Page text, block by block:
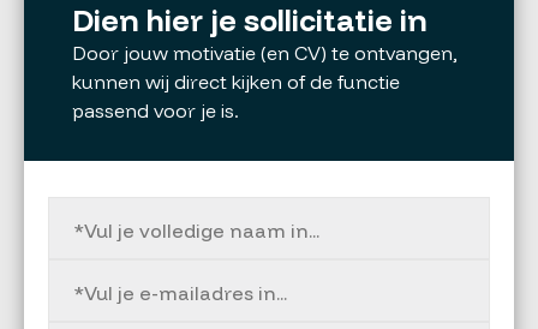
Dien hier je sollicitatie in
Door jouw motivatie (en CV) te ontvangen,
kunnen wij direct kijken of de functie
passend voor je is.